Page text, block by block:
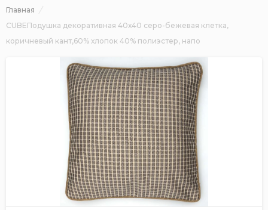
Главная
CUBEПодушка декоративная 40х40 серо-бежевая клетка,
коричневый кант,60% хлопок 40% полиэстер, напо